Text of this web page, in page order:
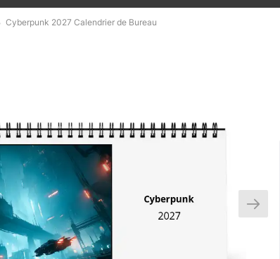
Cyberpunk 2027 Calendrier de Bureau